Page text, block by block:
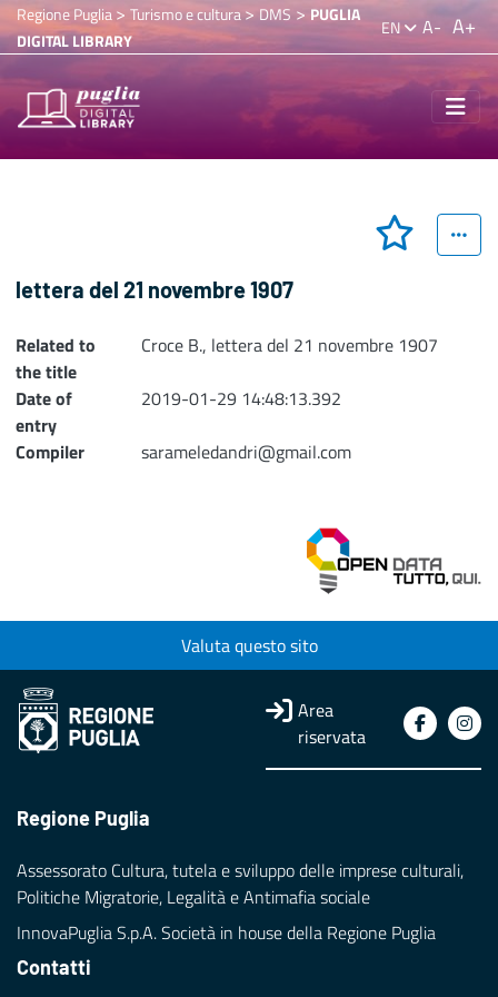
Regione Puglia> Turismo e cultura>DMS > PUGLIA
DIGITAL LIBRARY
EN A- A+
lettera del 21 novembre 1907
Related to
the title
Croce B., lettera del 21 novembre 1907
Date of
entry
2019-01-29 14:48:13.392
Compiler
sarameledandri@gmail.com
Valuta questo sito
Area
riservata
Regione Puglia
Assessorato Cultura, tutela e sviluppo delle imprese culturali,
Politiche Migratorie, Legalità e Antimafia sociale
InnovaPuglia S.p.A. Società in house della Regione Puglia
Contatti